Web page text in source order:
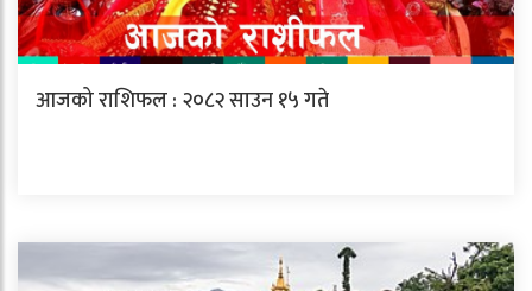
आजको राशिफल : २०८२ साउन १५ गते